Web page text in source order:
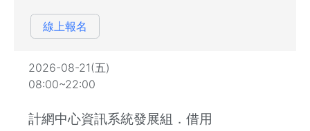
線上報名
2026-08-21(五)
08:00~22:00
計網中心資訊系統發展組．借用